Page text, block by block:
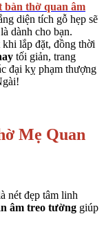
bàn thờ quan âm
diện tích gỗ hẹp sẽ
dành cho bạn.
lắp đặt, đồng thời
tối giản, trang
đại kỵ phạm thượng
Mẹ Quan
nét đẹp tâm linh
âm treo tường giúp